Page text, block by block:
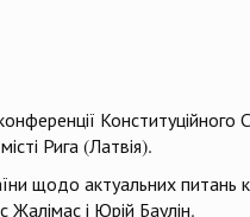
Рига (Латвія).
щодо актуальних питань
Жалімас і Юрій Баулін.